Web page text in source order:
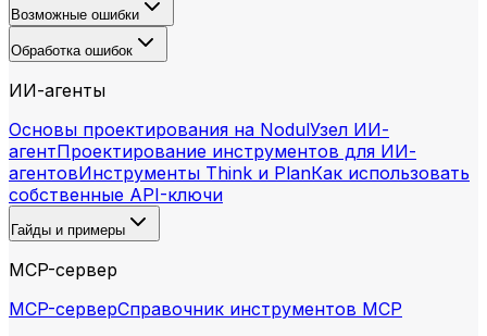
Возможные ошибки
Обработка ошибок
ИИ-агенты
Основы проектирования на NodulУзел ИИ-
агентПроектирование инструментов для ИИ-
агентовИнструменты Think и PlanКак использовать
собственные API-ключи
Гайды и примеры
MCP-сервер
MCP-серверСправочник инструментов MCP